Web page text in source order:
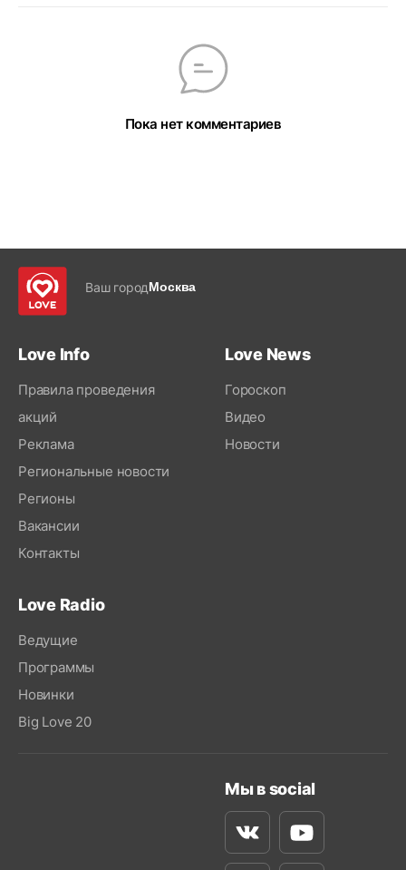
Пока нет комментариев
Ваш городМосква
Love Info
Правила проведения
акций
Реклама
Региональные новости
Регионы
Вакансии
Контакты
Love News
Гороскоп
Видео
Новости
Love Radio
Ведущие
Программы
Новинки
Big Love 20
Мы в social
ВконтактеYoutube